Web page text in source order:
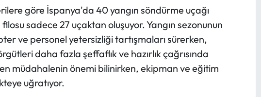
göre İspanya'da 40 yangın söndürme uçağı
sadece 27 uçaktan oluşuyor. Yangın sezonunun
ve personel yetersizliği tartışmaları sürerken,
daha fazla şeffaflık ve hazırlık çağrısında
müdahalenin önemi bilinirken, ekipman ve eğitim
uğratıyor.